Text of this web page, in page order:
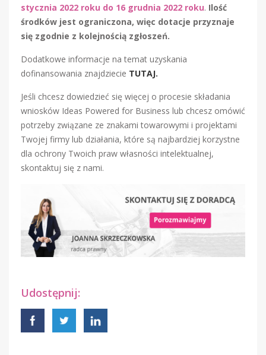
stycznia 2022 roku do 16 grudnia 2022 roku. Ilość
środków jest ograniczona, więc dotacje przyznaje
się zgodnie z kolejnością zgłoszeń.
Dodatkowe informacje na temat uzyskania
dofinansowania znajdziecie TUTAJ.
Jeśli chcesz dowiedzieć się więcej o procesie składania
wniosków Ideas Powered for Business lub chcesz omówić
potrzeby związane ze znakami towarowymi i projektami
Twojej firmy lub działania, które są najbardziej korzystne
dla ochrony Twoich praw własności intelektualnej,
skontaktuj się z nami.
Udostępnij: